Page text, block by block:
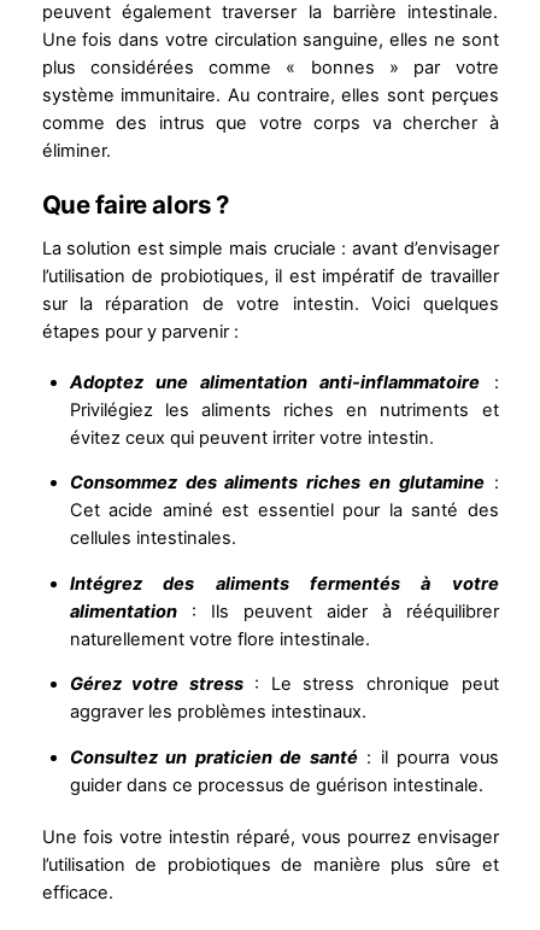
peuvent également traverser la barrière intestinale.
Une fois dans votre circulation sanguine, elles ne sont
plus considérées comme « bonnes » par votre
système immunitaire. Au contraire, elles sont perçues
comme des intrus que votre corps va chercher à
éliminer.
Que faire alors ?
La solution est simple mais cruciale : avant d’envisager
l’utilisation de probiotiques, il est impératif de travailler
sur la réparation de votre intestin. Voici quelques
étapes pour y parvenir :
Adoptez une alimentation anti-inflammatoire
:
Privilégiez les aliments riches en nutriments et
évitez ceux qui peuvent irriter votre intestin.
Consommez des aliments riches en glutamine:
Cet acide aminé est essentiel pour la santé des
cellules intestinales.
Intégrez des aliments fermentés à votre
alimentation: Ils peuvent aider à rééquilibrer
naturellement votre flore intestinale.
Gérez votre stress: Le stress chronique peut
aggraver les problèmes intestinaux.
Consultez un praticien de santé: il pourra vous
guider dans ce processus de guérison intestinale.
Une fois votre intestin réparé, vous pourrez envisager
l’utilisation de probiotiques de manière plus sûre et
efficace.